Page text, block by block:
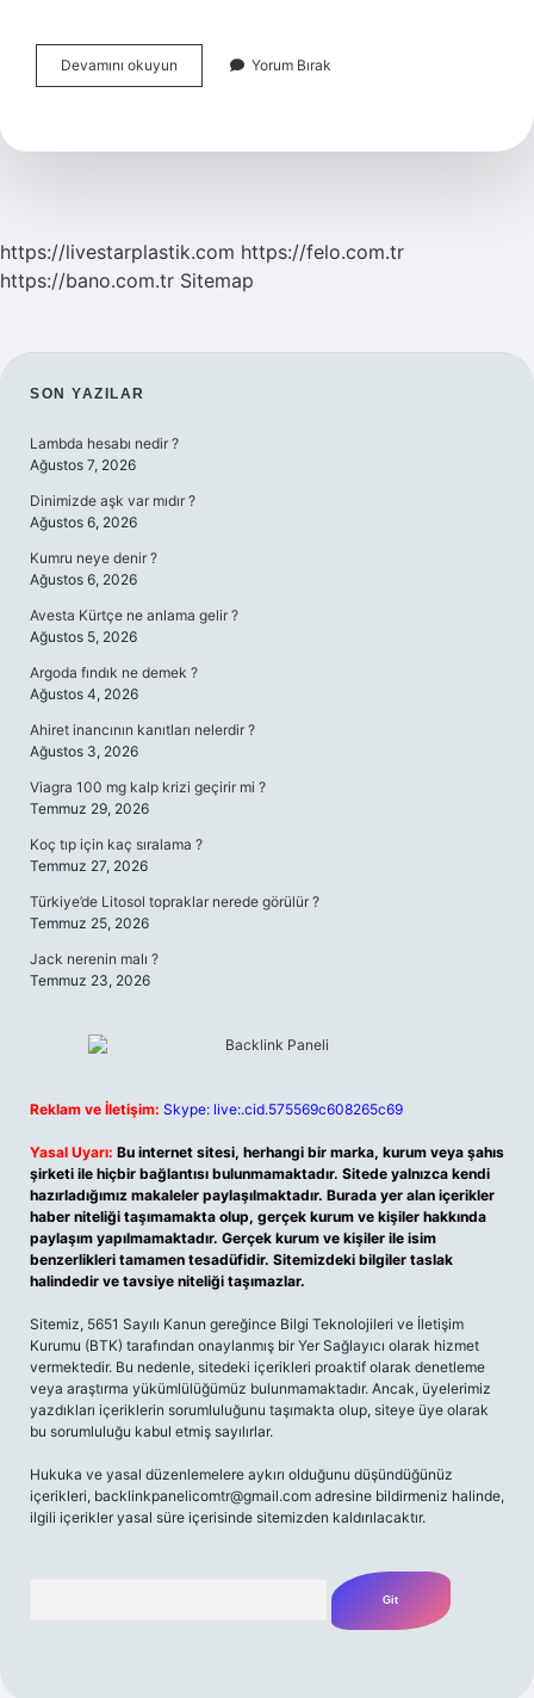
Devamını okuyun
Binmenin
Yorum Bırak
https://livestarplastik.com https://felo.com.tr
https://bano.com.tr Sitemap
SIDEBAR
SON YAZILAR
Lambda hesabı nedir ?
Ağustos 7, 2026
Dinimizde aşk var mıdır ?
Ağustos 6, 2026
Kumru neye denir ?
Ağustos 6, 2026
Avesta Kürtçe ne anlama gelir ?
Ağustos 5, 2026
Argoda fındık ne demek ?
Ağustos 4, 2026
Ahiret inancının kanıtları nelerdir ?
Ağustos 3, 2026
Viagra 100 mg kalp krizi geçirir mi ?
Temmuz 29, 2026
Koç tıp için kaç sıralama ?
Temmuz 27, 2026
Türkiye’de Litosol topraklar nerede görülür ?
Temmuz 25, 2026
Jack nerenin malı ?
Temmuz 23, 2026
Reklam ve İletişim: Skype: live:.cid.575569c608265c69
Yasal Uyarı: Bu internet sitesi, herhangi bir marka, kurum veya şahıs
şirketi ile hiçbir bağlantısı bulunmamaktadır. Sitede yalnızca kendi
hazırladığımız makaleler paylaşılmaktadır. Burada yer alan içerikler
haber niteliği taşımamakta olup, gerçek kurum ve kişiler hakkında
paylaşım yapılmamaktadır. Gerçek kurum ve kişiler ile isim
benzerlikleri tamamen tesadüfidir. Sitemizdeki bilgiler taslak
halindedir ve tavsiye niteliği taşımazlar.
Sitemiz, 5651 Sayılı Kanun gereğince Bilgi Teknolojileri ve İletişim
Kurumu (BTK) tarafından onaylanmış bir Yer Sağlayıcı olarak hizmet
vermektedir. Bu nedenle, sitedeki içerikleri proaktif olarak denetleme
veya araştırma yükümlülüğümüz bulunmamaktadır. Ancak, üyelerimiz
yazdıkları içeriklerin sorumluluğunu taşımakta olup, siteye üye olarak
bu sorumluluğu kabul etmiş sayılırlar.
Hukuka ve yasal düzenlemelere aykırı olduğunu düşündüğünüz
içerikleri, backlinkpanelicomtr@gmail.com adresine bildirmeniz halinde,
ilgili içerikler yasal süre içerisinde sitemizden kaldırılacaktır.